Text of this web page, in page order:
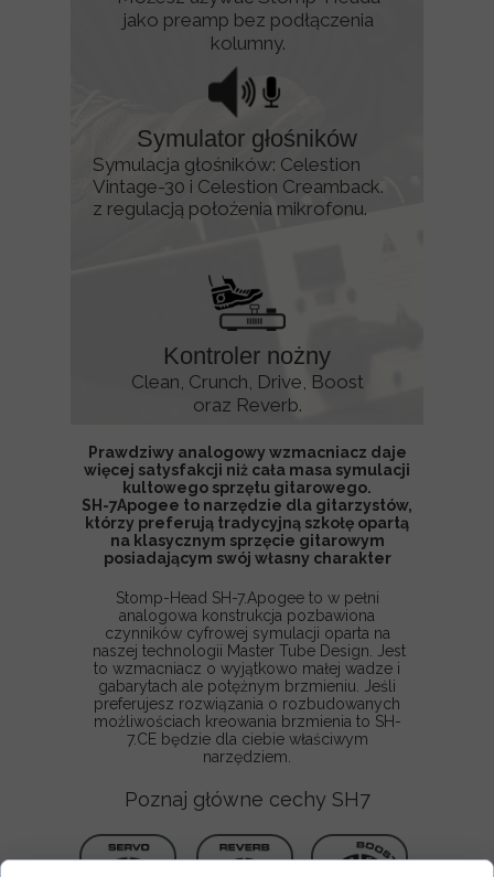
Kontroler nożny
Clean, Crunch, Drive, Boost
oraz Reverb.
Symulator głośników
Symulacja głośników: Celestion
Vintage-30 i Celestion Creamback.
z regulacją położenia mikrofonu.
jako preamp bez podłączenia
kolumny.
Prawdziwy analogowy wzmacniacz daje
więcej satysfakcji niż cała masa symulacji
kultowego sprzętu gitarowego.
SH-7Apogee to narzędzie dla gitarzystów,
którzy preferują tradycyjną szkołę opartą
na klasycznym sprzęcie gitarowym
posiadającym swój własny charakter
Stomp-Head SH-7.Apogee to w pełni
analogowa konstrukcja pozbawiona
czynników cyfrowej symulacji oparta na
naszej technologii Master Tube Design. Jest
to wzmacniacz o wyjątkowo małej wadze i
gabarytach ale potężnym brzmieniu. Jeśli
preferujesz rozwiązania o rozbudowanych
możliwościach kreowania brzmienia to SH-
7.CE będzie dla ciebie właściwym
narzędziem.
Poznaj główne cechy SH7